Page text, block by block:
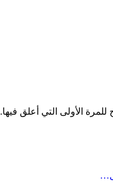
الأولى التي أعلق فيها.